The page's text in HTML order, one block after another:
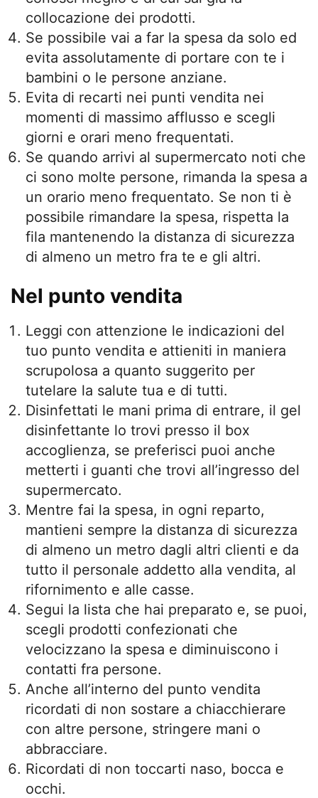
collocazione dei prodotti.
Se possibile vai a far la spesa da solo ed
evita assolutamente di portare con te i
bambini o le persone anziane.
Evita di recarti nei punti vendita nei
momenti di massimo afflusso e scegli
giorni e orari meno frequentati.
Se quando arrivi al supermercato noti che
ci sono molte persone, rimanda la spesa a
un orario meno frequentato. Se non ti è
possibile rimandare la spesa, rispetta la
fila mantenendo la distanza di sicurezza
di almeno un metro fra te e gli altri.
Nel punto vendita
Leggi con attenzione le indicazioni del
tuo punto vendita e attieniti in maniera
scrupolosa a quanto suggerito per
tutelare la salute tua e di tutti.
Disinfettati le mani prima di entrare, il gel
disinfettante lo trovi presso il box
accoglienza, se preferisci puoi anche
metterti i guanti che trovi all’ingresso del
supermercato.
Mentre fai la spesa, in ogni reparto,
mantieni sempre la distanza di sicurezza
di almeno un metro dagli altri clienti e da
tutto il personale addetto alla vendita, al
rifornimento e alle casse.
Segui la lista che hai preparato e, se puoi,
scegli prodotti confezionati che
velocizzano la spesa e diminuiscono i
contatti fra persone.
Anche all’interno del punto vendita
ricordati di non sostare a chiacchierare
con altre persone, stringere mani o
abbracciare.
Ricordati di non toccarti naso, bocca e
occhi.